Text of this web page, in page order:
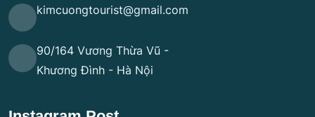
kimcuongtourist@gmail.com
90/164 Vương Thừa Vũ -
Khương Đình - Hà Nội